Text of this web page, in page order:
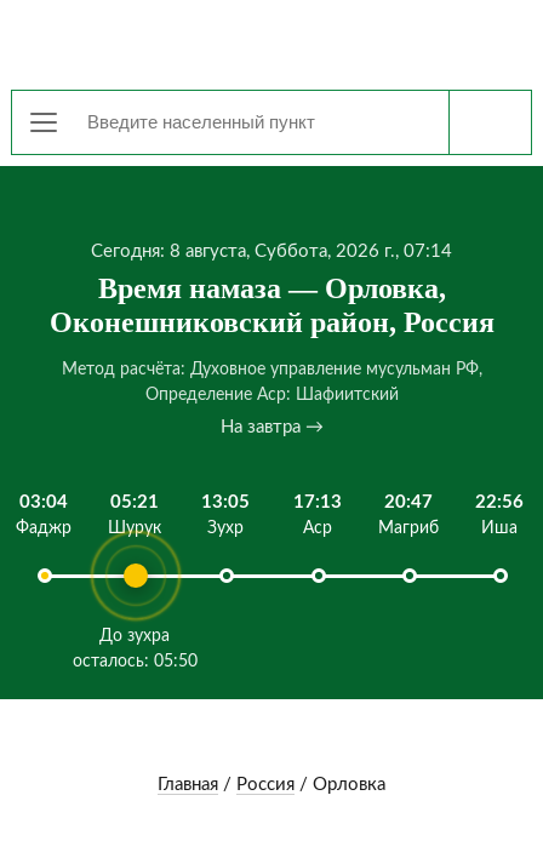
Сегодня: 8 августа, Суббота, 2026 г., 07:14
Время намаза — Орловка,
Оконешниковский район, Россия
Метод расчёта: Духовное управление мусульман РФ,
Определение Аср: Шафиитский
На завтра →
03:04
Фаджр
05:21
Шурук
До зухра
осталось: 05:50
13:05
Зухр
17:13
Аср
20:47
Магриб
22:56
Иша
Главная / Россия / Орловка